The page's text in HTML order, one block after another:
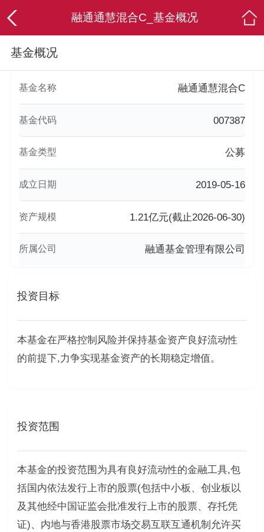
融通通慧混合C_基金概况
基金概况
基金名称 融通通慧混合C
基金代码 007387
基金类型 公募
成立日期 2019-05-16
资产规模 1.21亿元(截止2026-06-30)
所属公司 融通基金管理有限公司
投资目标
本基金在严格控制风险并保持基金资产良好流动性
的前提下,力争实现基金资产的长期稳定增值。
投资范围
本基金的投资范围为具有良好流动性的金融工具,包
括国内依法发行上市的股票(包括中小板、创业板以
及其他经中国证监会批准发行上市的股票、存托凭
证)、内地与香港股票市场交易互联互通机制允许买